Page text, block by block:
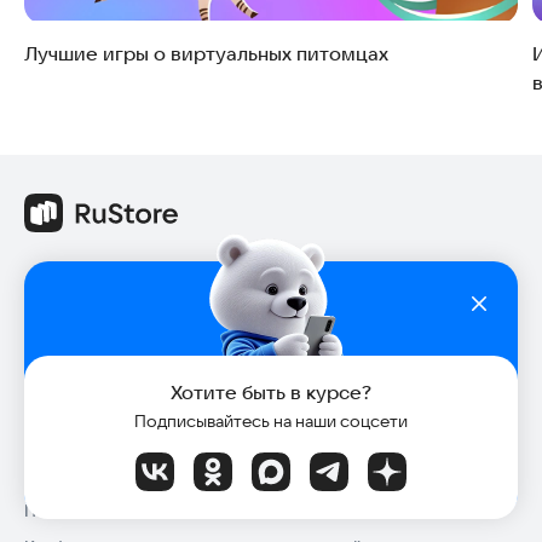
Лучшие игры о виртуальных питомцах
Хотите быть в курсе?
Подписывайтесь на наши соцсети
RuStore магазин приложений
RuStore для TV
RuStore для телефона
Медиа-кит (для СМИ и блогеров)
Пользовательское соглашение